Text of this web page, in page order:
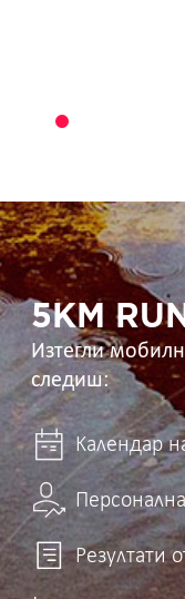
5KM
RUN
в
ръцете
ти 5KM
Изтегли
следиш:
Календар
Резултати